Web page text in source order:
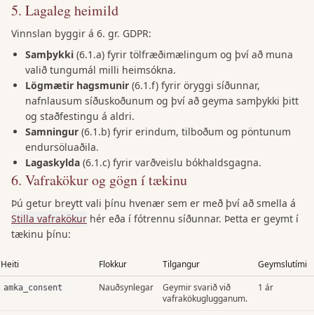
5. Lagaleg heimild
Vinnslan byggir á 6. gr. GDPR:
Samþykki (6.1.a) fyrir tölfræðimælingum og því að muna
valið tungumál milli heimsókna.
Lögmætir hagsmunir (6.1.f) fyrir öryggi síðunnar,
nafnlausum síðuskoðunum og því að geyma samþykki þitt
og staðfestingu á aldri.
Samningur (6.1.b) fyrir erindum, tilboðum og pöntunum
endursöluaðila.
Lagaskylda (6.1.c) fyrir varðveislu bókhaldsgagna.
6. Vafrakökur og gögn í tækinu
Þú getur breytt vali þínu hvenær sem er með því að smella á
Stilla vafrakökur hér eða í fótrennu síðunnar. Þetta er geymt í
tækinu þínu:
Heiti Flokkur Tilgangur Geymslutími
amka_consent Nauðsynlegar
Geymir svarið við
vafrakökuglugganum.
1 ár